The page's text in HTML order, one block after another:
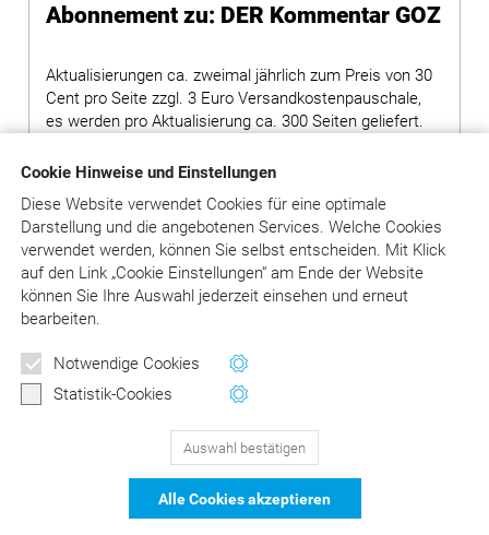
Cookie Hinweise und Einstellungen
Diese Website verwendet Cookies für eine optimale
Darstellung und die angebotenen Services. Welche Cookies
verwendet werden, können Sie selbst entscheiden. Mit Klick
aufden Link „Cookie Einstellungen“ am Ende der Website
können Sie Ihre Auswahl jederzeit einsehen und erneut
bearbeiten.
Notwendige Cookies
Statistik-Cookies
Auswahl bestätigen
Alle Cookies akzeptieren
Abonnement zu: DER Kommentar GOZ
Aktualisierungen ca. zweimal jährlich zum Preis von 30
Cent pro Seite zzgl. 3 Euro Versandkostenpauschale,
es werden pro Aktualisierung ca. 300 Seiten geliefert.
Hinweis: Bei Bestellung von Grundwerken ohne
Ergänzungslieferungen wird ein Aufschlag von 80,00
Euro auf den Preis des Grundwerks erhoben.
in den Warenkorb
DER Kommentar zu BEMA und
129Bewertungen auf ProvenExpert.com